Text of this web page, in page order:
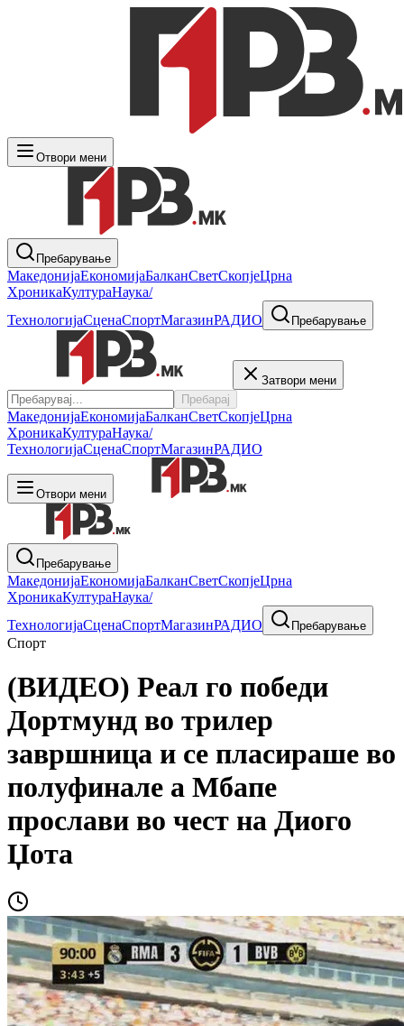
Отвори мени
Пребарување
МакедонијаЕкономијаБалканСветСкопјеЦрна
ХроникаКултураНаука/
ТехнологијаСценаСпортМагазинРАДИО Пребарување
Затвори мени
Пребарај
МакедонијаЕкономијаБалканСветСкопјеЦрна
ХроникаКултураНаука/
ТехнологијаСценаСпортМагазинРАДИО
Отвори мени
Пребарување
МакедонијаЕкономијаБалканСветСкопјеЦрна
ХроникаКултураНаука/
ТехнологијаСценаСпортМагазинРАДИО Пребарување
Спорт
(ВИДЕО) Реал го победи
Дортмунд во трилер
завршница и се пласираше во
полуфинале а Мбапе
прослави во чест на Диого
Џота